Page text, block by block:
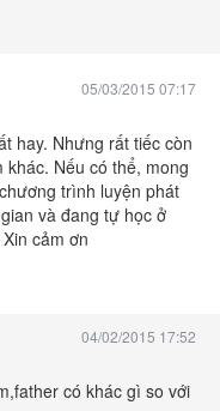
05/03/2015 07:17
hay. Nhưng rất tiếc còn
Nếu có thể, mong
trình luyện phát
và đang tự học ở
cảm ơn
04/02/2015 17:52
có khác gì so với